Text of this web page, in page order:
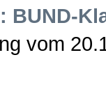
BUND-
vom